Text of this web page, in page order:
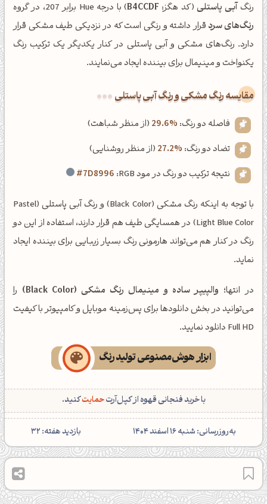
رنگآبی پاستلی(کد هگز: B4CCDF) با درجه Hue برابر 207، در گروه
رنگ‌های سرد قرار داشته و رنگی است که در نزدیکی طیف مشکی قرار
دارد. رنگ‌های مشکی و آبی پاستلی در کنار یکدیگر یک ترکیب رنگ
یکنواخت و مینیمال برای بیننده ایجاد می‌نمایند.
‌مقایسه رنگ مشکی و رنگ آبی پاستلی
فاصله دو رنگ: 29.6% (از منظر شباهت)
تضاد دو رنگ: 27.2% (از منظر روشنایی)
نتیجه ترکیب دو رنگ در مود RGB:
#7D8996
با توجه به اینکه رنگ مشکی (Black Color) و رنگ آبی پاستلی (Pastel
Light Blue Color) در همسایگی طیف هم قرار دارند، استفاده از این دو
رنگ در کنار هم می‌تواند هارمونی رنگ بسیار زیبایی برای بیننده ایجاد
نماید.
در انتها؛ والپیپر ساده و مینیمال رنگ مشکی (Black Color)
را
می‌توانید در بخش دانلودها برای پس‌زمینه موبایل و کامپیوتر با کیفیت
Full HD دانلود نمایید.
ابزار هوش‌مصنوعی تولید رنگ
با خرید فنجانی قهوه از کپل‌آرتحمایتکنید.
‌به‌روزرسانی: شنبه 16 اسفند 1404 بازدید هفته:32